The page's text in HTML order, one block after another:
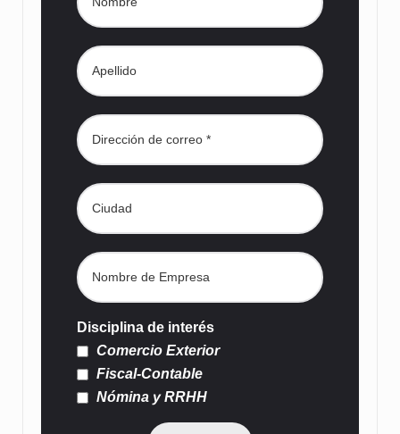
Disciplina de interés
Comercio Exterior
Fiscal-Contable
Nómina y RRHH